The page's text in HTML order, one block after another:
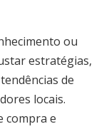
ou
estratégias,
de
locais.
compra e